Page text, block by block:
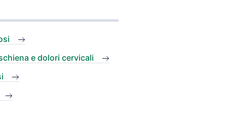
e dolori cervicali